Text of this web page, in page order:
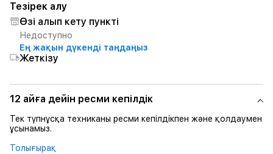
Тезірек алу
Өзі алып кету пункті
Недоступно
Ең жақын дүкенді таңдаңыз
Жеткізу
12 айға дейін ресми кепілдік
Тек түпнұсқа техниканы ресми кепілдікпен және қолдаумен
ұсынамыз.
Толығырақ